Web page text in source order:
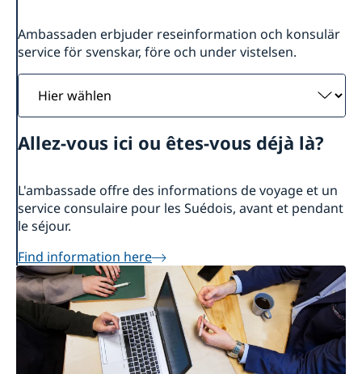
Ambassaden erbjuder reseinformation och konsulär
service för svenskar, före och under vistelsen.
Hier
wählen
Allez-vous ici ou êtes-vous déjà là?
L'ambassade offre des informations de voyage et un
service consulaire pour les Suédois, avant et pendant
le séjour.
Find information here